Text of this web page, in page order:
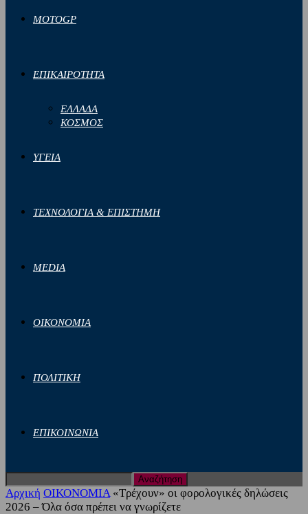
MOTOGP
ΕΠΙΚΑΙΡΟΤΗΤΑ
ΕΛΛΑΔΑ
ΚΟΣΜΟΣ
ΥΓΕΙΑ
ΤΕΧΝΟΛΟΓΙΑ & ΕΠΙΣΤΗΜΗ
MEDIA
ΟΙΚΟΝΟΜΙΑ
ΠΟΛΙΤΙΚΗ
ΕΠΙΚΟΙΝΩΝΙΑ
Αρχική ΟΙΚΟΝΟΜΙΑ «Τρέχουν» οι φορολογικές δηλώσεις
2026 – Όλα όσα πρέπει να γνωρίζετε